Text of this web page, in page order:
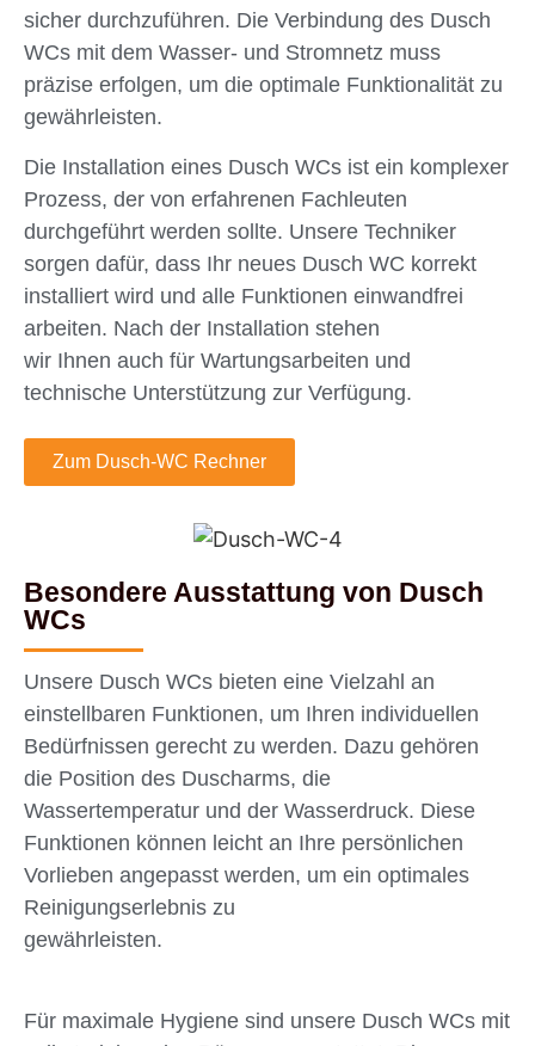
sicher durchzuführen. Die Verbindung des Dusch
WCs mit dem Wasser- und Stromnetz muss
präzise erfolgen, um die optimale Funktionalität zu
gewährleisten.
Die Installation eines Dusch WCs ist ein komplexer
Prozess, der von erfahrenen Fachleuten
durchgeführt werden sollte. Unsere Techniker
sorgen dafür, dass Ihr neues Dusch WC korrekt
installiert wird und alle Funktionen einwandfrei
arbeiten. Nach der Installation stehen
wir Ihnen auch für Wartungsarbeiten und
technische Unterstützung zur Verfügung.
Zum Dusch-WC Rechner
Besondere Ausstattung von Dusch
WCs
Unsere Dusch WCs bieten eine Vielzahl an
einstellbaren Funktionen, um Ihren individuellen
Bedürfnissen gerecht zu werden. Dazu gehören
die Position des Duscharms, die
Wassertemperatur und der Wasserdruck. Diese
Funktionen können leicht an Ihre persönlichen
Vorlieben angepasst werden, um ein optimales
Reinigungserlebnis zu
gewährleisten.
Für maximale Hygiene sind unsere Dusch WCs mit